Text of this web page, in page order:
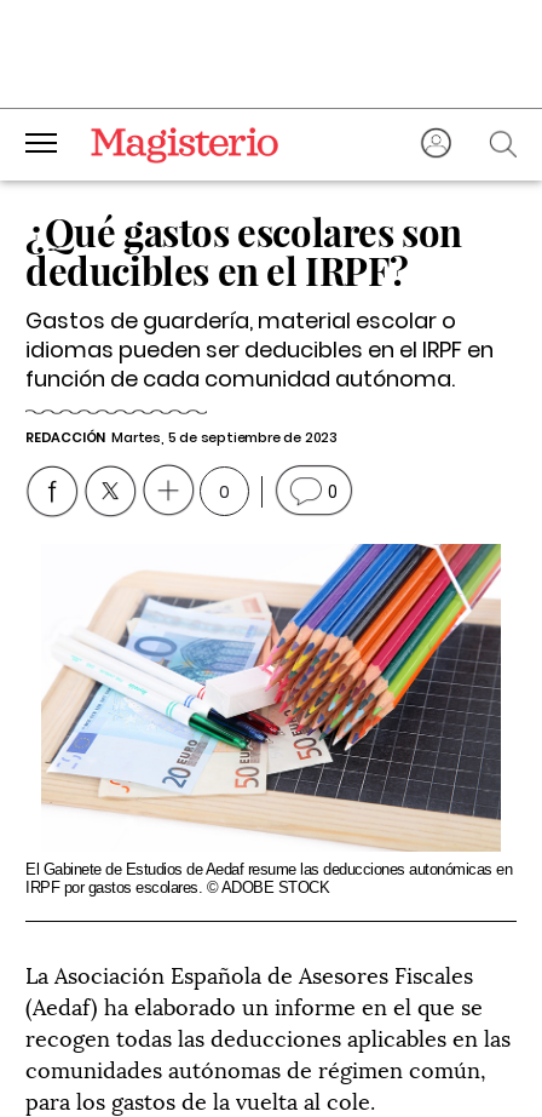
¿Qué gastos escolares son
deducibles en el IRPF?
Gastos de guardería, material escolar o
idiomas pueden ser deducibles en el IRPF en
función de cada comunidad autónoma.
REDACCIÓN Martes, 5 de septiembre de 2023
0 0
El Gabinete de Estudios de Aedaf resume las deducciones autonómicas en
IRPF por gastos escolares. © ADOBE STOCK
La Asociación Española de Asesores Fiscales
(Aedaf) ha elaborado un informe en el que se
recogen todas las deducciones aplicables en las
comunidades autónomas de régimen común,
para los gastos de la vuelta al cole.